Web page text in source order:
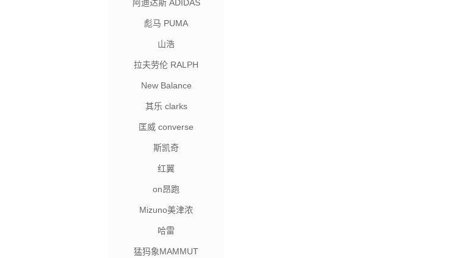
阿迪达斯 ADIDAS
彪马 PUMA
山浩
拉夫劳伦 RALPH
New Balance
其乐 clarks
匡威 converse
斯凯奇
红翼
on昂跑
Mizuno美津浓
哈雷
猛犸象MAMMUT